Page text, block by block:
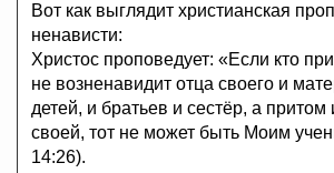
Вот как выглядит христианская
ненависти:
Христос проповедует: «Если кто
не возненавидит отца своего и
детей, и братьев и сестёр, а
своей, тот не может быть Моим
14:26).